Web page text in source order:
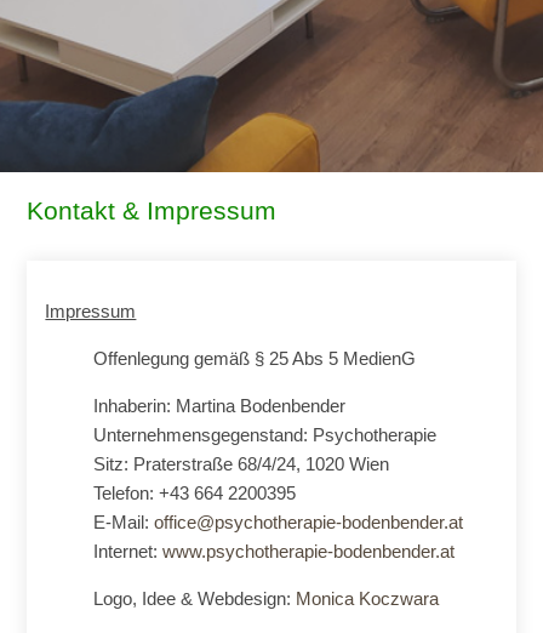
Kontakt & Impressum
Impressum
Offenlegung gemäß § 25 Abs 5 MedienG
Inhaberin: Martina Bodenbender
Unternehmensgegenstand: Psychotherapie
Sitz: Praterstraße 68/4/24, 1020 Wien
Telefon: +43 664 2200395
E-Mail:office@psychotherapie-bodenbender.at
Internet:www.psychotherapie-bodenbender.at
Logo, Idee & Webdesign: Monica Koczwara